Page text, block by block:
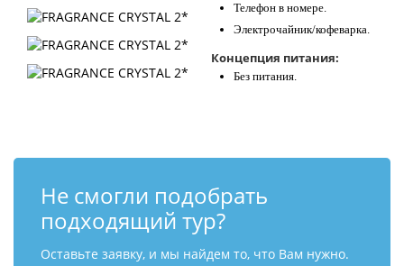
Телефон в номере.
Электрочайник/кофеварка.
Концепция питания:
Без питания.
Не смогли подобрать
подходящий тур?
Оставьте заявку, и мы найдем то, что Вам нужно.